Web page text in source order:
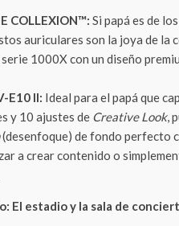
COLLEXION™: Si papá es de
auriculares son la joya de la
1000X con un diseño
E10 II: Ideal para el papá que
y 10 ajustes de Creative Look,
(desenfoque) de fondo perfecto
a crear contenido o
El estadio y la sala de